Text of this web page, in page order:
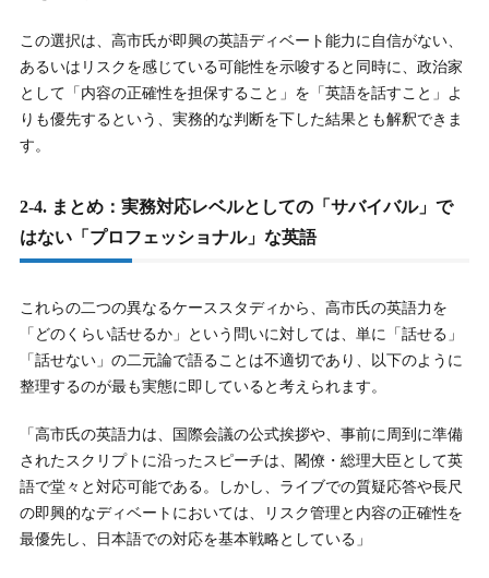
この選択は、高市氏が即興の英語ディベート能力に自信がない、
あるいはリスクを感じている可能性を示唆すると同時に、政治家
として「内容の正確性を担保すること」を「英語を話すこと」よ
りも優先するという、実務的な判断を下した結果とも解釈できま
す。
2-4. まとめ：実務対応レベルとしての「サバイバル」で
はない「プロフェッショナル」な英語
これらの二つの異なるケーススタディから、高市氏の英語力を
「どのくらい話せるか」という問いに対しては、単に「話せる」
「話せない」の二元論で語ることは不適切であり、以下のように
整理するのが最も実態に即していると考えられます。
「高市氏の英語力は、国際会議の公式挨拶や、事前に周到に準備
されたスクリプトに沿ったスピーチは、閣僚・総理大臣として英
語で堂々と対応可能である。しかし、ライブでの質疑応答や長尺
の即興的なディベートにおいては、リスク管理と内容の正確性を
最優先し、日本語での対応を基本戦略としている」